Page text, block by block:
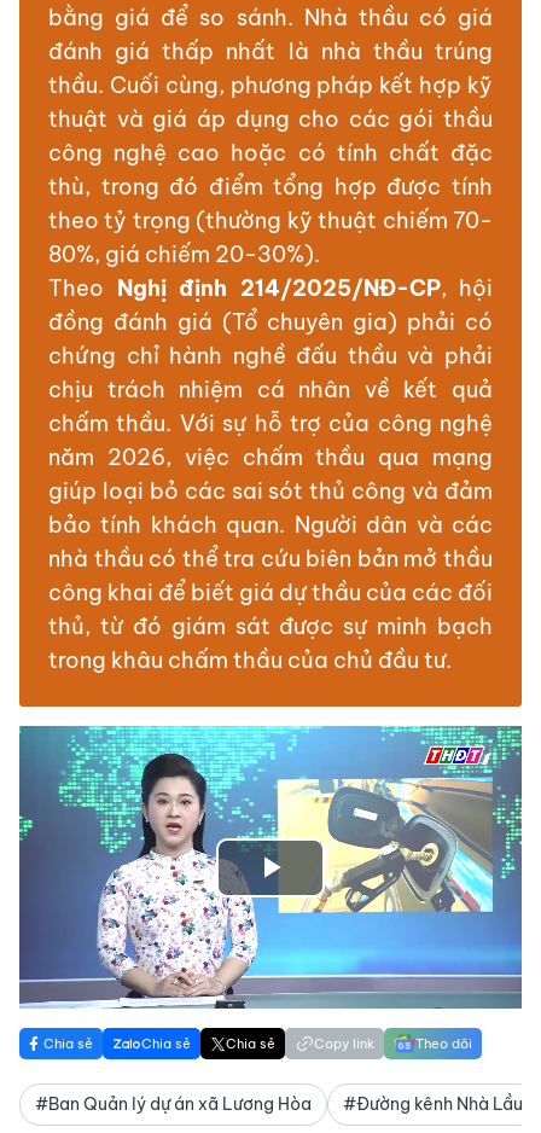
bằng giá để so sánh. Nhà thầu có giá
đánh giá thấp nhất là nhà thầu trúng
thầu. Cuối cùng, phương pháp kết hợp kỹ
thuật và giá áp dụng cho các gói thầu
công nghệ cao hoặc có tính chất đặc
thù, trong đó điểm tổng hợp được tính
theo tỷ trọng (thường kỹ thuật chiếm 70-
80%, giá chiếm 20-30%).
Theo Nghị định 214/2025/NĐ-CP, hội
đồng đánh giá (Tổ chuyên gia) phải có
chứng chỉ hành nghề đấu thầu và phải
chịu trách nhiệm cá nhân về kết quả
chấm thầu. Với sự hỗ trợ của công nghệ
năm 2026, việc chấm thầu qua mạng
giúp loại bỏ các sai sót thủ công và đảm
bảo tính khách quan. Người dân và các
nhà thầu có thể tra cứu biên bản mở thầu
công khai để biết giá dự thầu của các đối
thủ, từ đó giám sát được sự minh bạch
trong khâu chấm thầu của chủ đầu tư.
Play
Video
Chia sẻ Chia sẻ Chia sẻ Copy link Theo dõi
#Ban Quản lý dự án xã Lương Hòa #Đường kênh Nhà Lầu